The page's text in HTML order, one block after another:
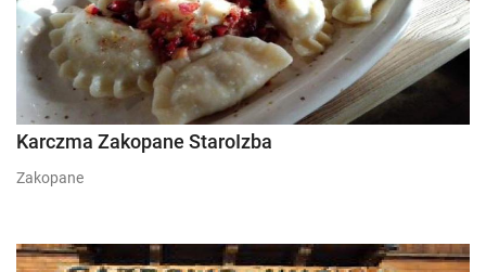
Karczma Zakopane StaroIzba
Zakopane